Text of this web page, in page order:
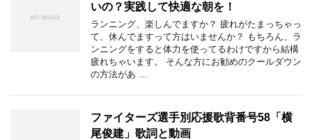
いの？実践して快適な朝を！
ランニング、楽しんでますか？ 疲れがたまっちゃっ
て、休んでますって方はいませんか？ もちろん、ラ
ンニングをすると体力を使ってるわけですから結構
疲れちゃいます。 そんな方にお勧めのクールダウン
の方法があ …
ファイターズ選手別応援歌背番号58「横
尾俊建」歌詞と動画